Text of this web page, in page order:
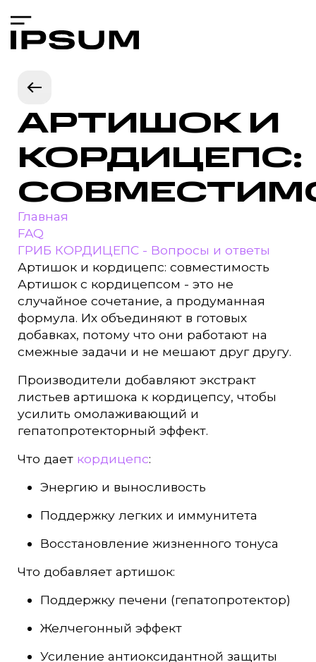
АРТИШОК И
КОРДИЦЕПС:
Главная
FAQ
ГРИБ КОРДИЦЕПС - Вопросы и ответы
Артишок и кордицепс: совместимость
Артишок с кордицепсом - это не
случайное сочетание, а продуманная
формула. Их объединяют в готовых
добавках, потому что они работают на
смежные задачи и не мешают друг другу.
Производители добавляют экстракт
листьев артишока к кордицепсу, чтобы
усилить омолаживающий и
гепатопротекторный эффект.
Что дает кордицепс:
Энергию и выносливость
Поддержку легких и иммунитета
Восстановление жизненного тонуса
Что добавляет артишок:
Поддержку печени (гепатопротектор)
Желчегонный эффект
Усиление антиоксидантной защиты